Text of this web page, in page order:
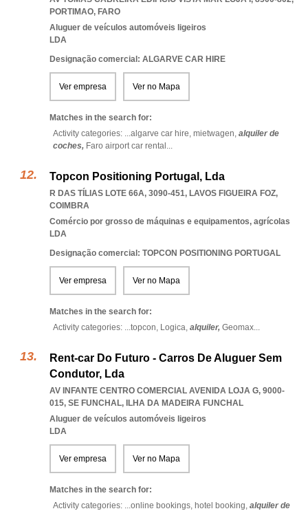
PORTIMAO, FARO
Aluguer de veículos automóveis ligeiros
LDA
Designação comercial: ALGARVE CAR HIRE
Ver empresa Ver no Mapa
Matches in the search for:
Activity categories: ...algarve car hire, mietwagen, alquiler de
coches, Faro airport car rental ...
Topcon Positioning Portugal, Lda
R DAS TÍLIAS LOTE 66A, 3090-451, LAVOS FIGUEIRA FOZ,
COIMBRA
Comércio por grosso de máquinas e equipamentos, agrícolas
LDA
Designação comercial: TOPCON POSITIONING PORTUGAL
Ver empresa Ver no Mapa
Matches in the search for:
Activity categories: ...topcon, Logica, alquiler, Geomax...
Rent-car Do Futuro - Carros De Aluguer Sem
Condutor, Lda
AV INFANTE CENTRO COMERCIAL AVENIDA LOJA G, 9000-
015, SE FUNCHAL, ILHA DA MADEIRA FUNCHAL
Aluguer de veículos automóveis ligeiros
LDA
Ver empresa Ver no Mapa
Matches in the search for:
Activity categories: ...online bookings, hotel booking, alquiler de